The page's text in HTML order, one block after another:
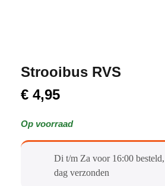
Strooibus RVS
€ 4,95
Op voorraad
Di t/m Za voor 16:00
dag verzonden​